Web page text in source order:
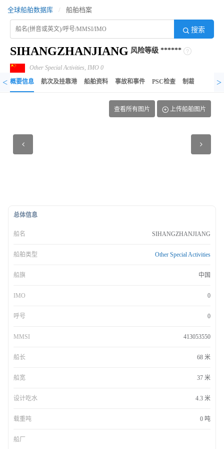
全球船舶数据库 / 船舶档案
搜索
SIHANGZHANJIANG 风险等级 ******
Other Special Activities, IMO 0
< 概要信息 航次及挂靠港 船舶资料 事故和事件 PSC检查 制裁记录 异
>
总体信息
船名 SIHANGZHANJIANG
船舶类型 Other Special Activities
船旗 中国
IMO 0
呼号 0
MMSI 413053550
船长 68 米
船宽 37 米
设计吃水 4.3 米
载重吨 0 吨
船厂
查看所有图片 上传船舶图片